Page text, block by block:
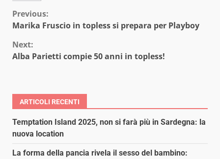
Continue
Previous:
Marika Fruscio in topless si prepara per Playboy
Next:
Alba Parietti compie 50 anni in topless!
ARTICOLI RECENTI
Temptation Island 2025, non si farà più in Sardegna: la
nuova location
La forma della pancia rivela il sesso del bambino: